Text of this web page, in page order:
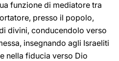
funzione di mediatore tra
presso il popolo,
divini, conducendolo verso
insegnando agli Israeliti
nella fiducia verso Dio